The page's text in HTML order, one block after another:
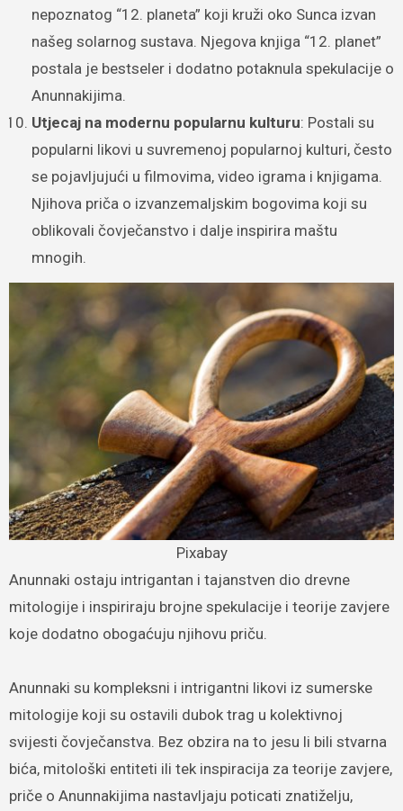
nepoznatog “12. planeta” koji kruži oko Sunca izvan
našeg solarnog sustava. Njegova knjiga “12. planet”
postala je bestseler i dodatno potaknula spekulacije o
Anunnakijima.
Utjecaj na modernu popularnu kulturu: Postali su
popularni likovi u suvremenoj popularnoj kulturi, često
se pojavljujući u filmovima, video igrama i knjigama.
Njihova priča o izvanzemaljskim bogovima koji su
oblikovali čovječanstvo i dalje inspirira maštu
mnogih.
Pixabay
Anunnaki ostaju intrigantan i tajanstven dio drevne
mitologije i inspiriraju brojne spekulacije i teorije zavjere
koje dodatno obogaćuju njihovu priču.
Anunnaki su kompleksni i intrigantni likovi iz sumerske
mitologije koji su ostavili dubok trag u kolektivnoj
svijesti čovječanstva. Bez obzira na to jesu li bili stvarna
bića, mitološki entiteti ili tek inspiracija za teorije zavjere,
priče o Anunnakijima nastavljaju poticati znatiželju,